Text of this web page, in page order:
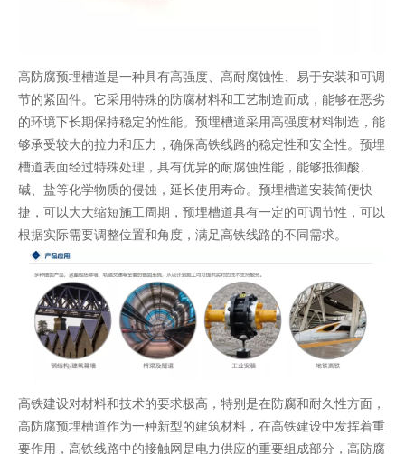
高防腐预埋槽道是一种具有高强度、高耐腐蚀性、易于安装和可调
节的紧固件。它采用特殊的防腐材料和工艺制造而成，能够在恶劣
的环境下长期保持稳定的性能。预埋槽道采用高强度材料制造，能
够承受较大的拉力和压力，确保高铁线路的稳定性和安全性。预埋
槽道表面经过特殊处理，具有优异的耐腐蚀性能，能够抵御酸、
碱、盐等化学物质的侵蚀，延长使用寿命。预埋槽道安装简便快
捷，可以大大缩短施工周期，预埋槽道具有一定的可调节性，可以
根据实际需要调整位置和角度，满足高铁线路的不同需求。
高铁建设对材料和技术的要求极高，特别是在防腐和耐久性方面，
高防腐预埋槽道作为一种新型的建筑材料，在高铁建设中发挥着重
要作用，高铁线路中的接触网是电力供应的重要组成部分，高防腐